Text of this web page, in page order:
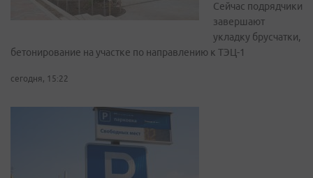
Сейчас подрядчики
завершают
укладку брусчатки,
бетонирование на участке по направлению к ТЭЦ-1
сегодня, 15:22